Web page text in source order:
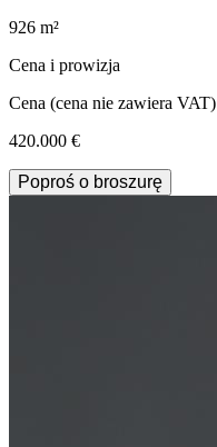
926 m²
Cena i prowizja
Cena (cena nie zawiera VAT)
420.000 €
Poproś o broszurę